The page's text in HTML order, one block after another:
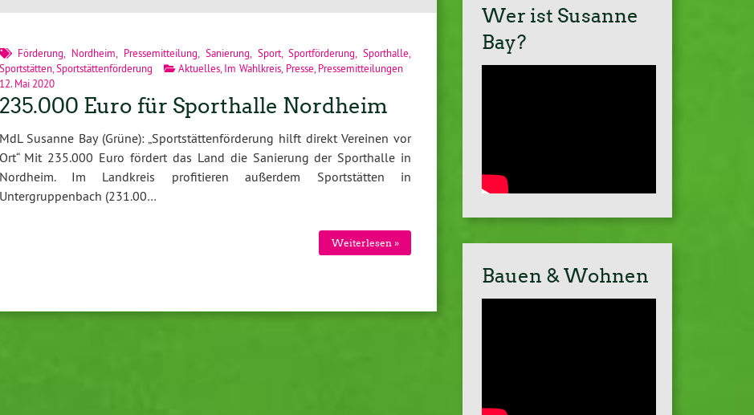
Förderung Nordheim Pressemitteilung Sanierung Sport,Sportförderung ,Sporthalle
Sportstätten,Sportstättenförderung Aktuelles, Im Wahlkreis, Presse Pressemitteilungen
12. Mai 2020
235.000 Euro für Sporthalle Nordheim
MdL Susanne Bay (Grüne): „Sportstättenförderung hilft direkt Vereinen vor
Ort“ Mit 235.000 Euro fördert das Land die Sanierung der Sporthalle in
Nordheim. Im Landkreis profitieren außerdem Sportstätten in
Untergruppenbach (231.00…
Weiterlesen »
Wer ist Susanne
Bay?
Bauen & Wohnen